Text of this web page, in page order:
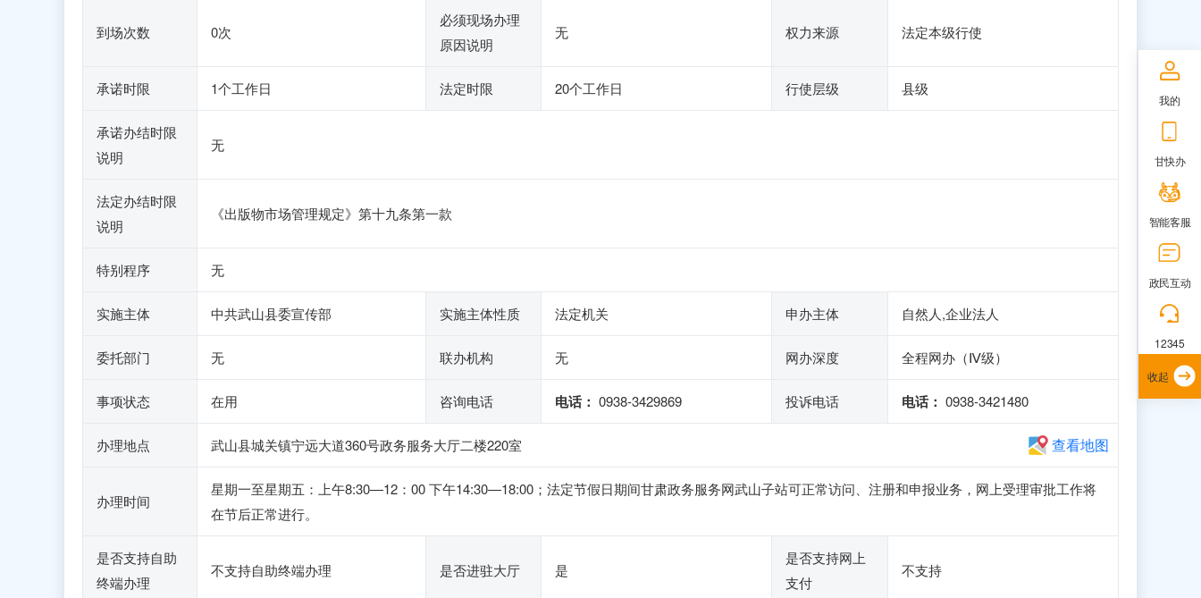
到场次数 0次
必须现场办理
原因说明
无 权力来源 法定本级行使
承诺时限 1个工作日 法定时限 20个工作日 行使层级 县级
承诺办结时限
说明
无
法定办结时限
说明
《出版物市场管理规定》第十九条第一款
特别程序 无
实施主体 中共武山县委宣传部 实施主体性质 法定机关 申办主体 自然人,企业法人
委托部门 无 联办机构 无 网办深度 全程网办（Ⅳ级）
事项状态 在用 咨询电话 电话： 0938-3429869 投诉电话 电话： 0938-3421480
办理地点 武山县城关镇宁远大道360号政务服务大厅二楼220室 查看地图
办理时间
星期一至星期五：上午8:30—12：00 下午14:30—18:00；法定节假日期间甘肃政务服务网武山子站可正常访问、注册和申报业务，网上受理审批工作将
在节后正常进行。
是否支持自助
终端办理
不支持自助终端办理 是否进驻大厅 是
是否支持网上
支付
不支持
我的
甘快办
智能客服
政民互动
12345
收起